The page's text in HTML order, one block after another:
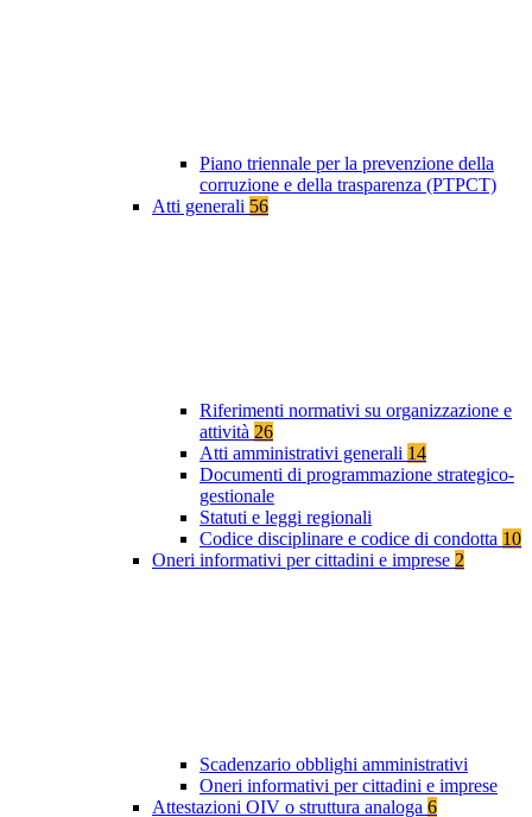
Piano triennale per la prevenzione della
corruzione e della trasparenza (PTPCT)
Atti generali 56
Riferimenti normativi su organizzazione e
attività 26
Atti amministrativi generali 14
Documenti di programmazione strategico-
gestionale
Statuti e leggi regionali
Codice disciplinare e codice di condotta 10
Oneri informativi per cittadini e imprese 2
Scadenzario obblighi amministrativi
Oneri informativi per cittadini e imprese
Attestazioni OIV o struttura analoga 6